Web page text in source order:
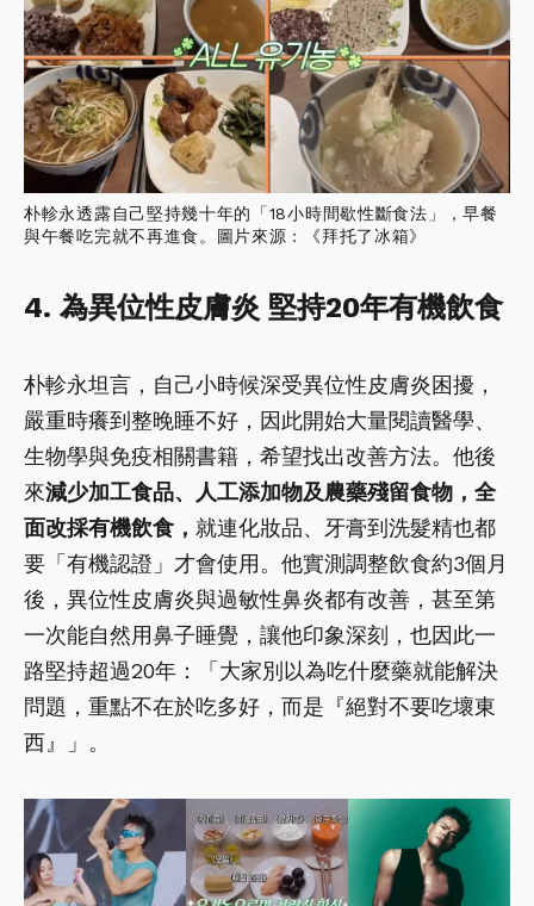
朴軫永透露自己堅持幾十年的「18小時間歇性斷食法」，早餐
與午餐吃完就不再進食。圖片來源：《拜托了冰箱》
4. 為異位性皮膚炎 堅持20年有機飲食
朴軫永坦言，自己小時候深受異位性皮膚炎困擾，
嚴重時癢到整晚睡不好，因此開始大量閱讀醫學、
生物學與免疫相關書籍，希望找出改善方法。他後
來減少加工食品、人工添加物及農藥殘留食物，全
面改採有機飲食， 就連化妝品、牙膏到洗髮精也都
要「有機認證」才會使用。他實測調整飲食約3個月
後，異位性皮膚炎與過敏性鼻炎都有改善，甚至第
一次能自然用鼻子睡覺，讓他印象深刻，也因此一
路堅持超過20年：「大家別以為吃什麼藥就能解決
問題，重點不在於吃多好，而是『絕對不要吃壞東
西』」。